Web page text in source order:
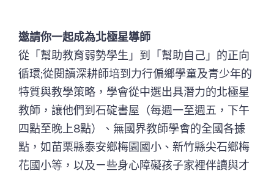
邀請你一起成為北極星導師
從「幫助教育弱勢學生」到「幫助自己」的正向
循環;從閱讀深耕師培到力行偏鄉學童及青少年的
特質與教學策略，學會從中選出具潛力的北極星
教師，讓他們到石碇書屋（每週一至週五，下午
四點至晚上8點）、無國界教師學會的全國各據
點，如苗栗縣泰安鄉梅園國小、新竹縣尖石鄉梅
花國小等，以及ㄧ些身心障礙孩子家裡伴讀與才